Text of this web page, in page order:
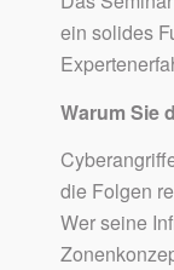
ein solides
Warum Sie
die Folgen
Wer seine